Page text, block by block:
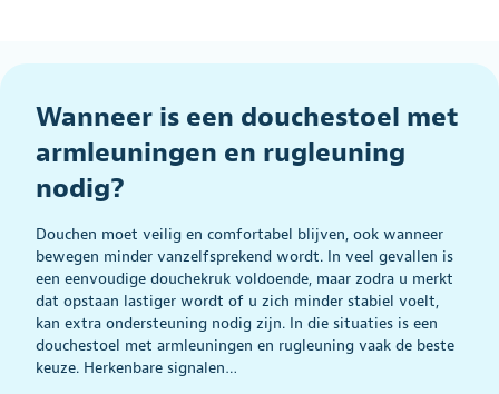
Wanneer is een douchestoel met
armleuningen en rugleuning
nodig?
Douchen moet veilig en comfortabel blijven, ook wanneer
bewegen minder vanzelfsprekend wordt. In veel gevallen is
een eenvoudige douchekruk voldoende, maar zodra u merkt
dat opstaan lastiger wordt of u zich minder stabiel voelt,
kan extra ondersteuning nodig zijn. In die situaties is een
douchestoel met armleuningen en rugleuning vaak de beste
keuze. Herkenbare signalen…